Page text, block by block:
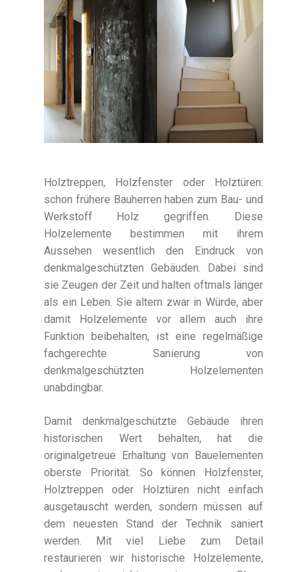
Holztreppen, Holzfenster oder Holztüren:
schon frühere Bauherren haben zum Bau- und
Werkstoff Holz gegriffen. Diese
Holzelemente bestimmen mit ihrem
Aussehen wesentlich den Eindruck von
denkmalgeschützten Gebäuden. Dabei sind
sie Zeugen der Zeit und halten oftmals länger
als ein Leben. Sie altern zwar in Würde, aber
damit Holzelemente vor allem auch ihre
Funktion beibehalten, ist eine regelmäßige
fachgerechte Sanierung von
denkmalgeschützten Holzelementen
unabdingbar.
Damit denkmalgeschützte Gebäude ihren
historischen Wert behalten, hat die
originalgetreue Erhaltung von Bauelementen
oberste Priorität. So können Holzfenster,
Holztreppen oder Holztüren nicht einfach
ausgetauscht werden, sondern müssen auf
dem neuesten Stand der Technik saniert
werden. Mit viel Liebe zum Detail
restaurieren wir historische Holzelemente,